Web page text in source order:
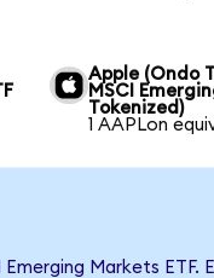
Apple (Ondo
MSCI
Tokenized)
1 AAPLon
Markets ETF.